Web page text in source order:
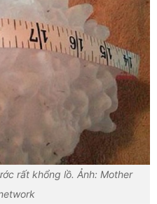
rất khổng lồ. Ảnh: Mother